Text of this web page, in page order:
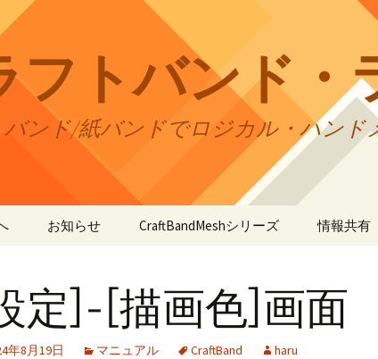
フトバンド・
ンド/紙バンドでロジカル・ハンド
お知らせ CraftBandMeshシリーズ
CraftBandSquare45
例
CraftBandKnot
情報共有
ユーザー
定]-[描画色]画面
年8月19日 マニュアル CraftBand haru